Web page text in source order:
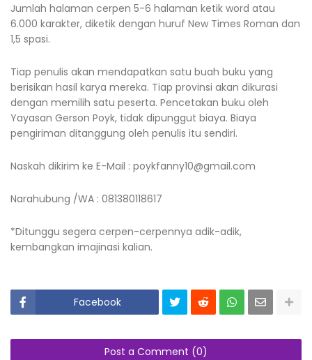
Jumlah halaman cerpen 5-6 halaman ketik word atau
6.000 karakter, diketik dengan huruf New Times Roman dan
1,5 spasi.
Tiap penulis akan mendapatkan satu buah buku yang
berisikan hasil karya mereka. Tiap provinsi akan dikurasi
dengan memilih satu peserta. Pencetakan buku oleh
Yayasan Gerson Poyk, tidak dipunggut biaya. Biaya
pengiriman ditanggung oleh penulis itu sendiri.
Naskah dikirim ke E-Mail : poykfanny10@gmail.com
Narahubung /WA : 081380118617
*Ditunggu segera cerpen-cerpennya adik-adik,
kembangkan imajinasi kalian.
Facebook
Post a Comment (0)